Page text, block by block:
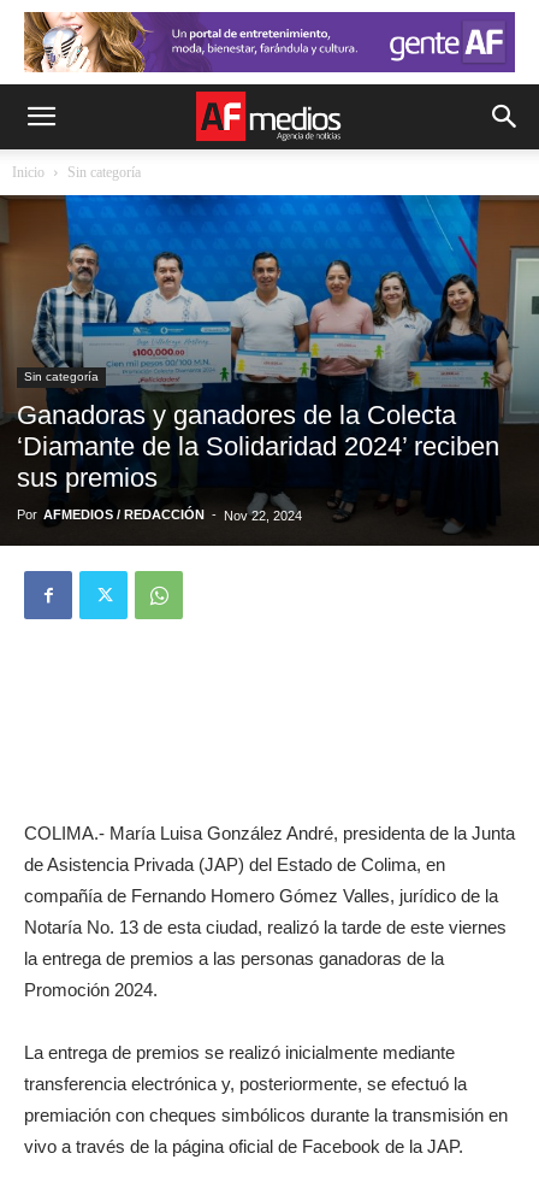
Inicio Sin categoría
Sin categoría
Ganadoras y ganadores de la Colecta
‘Diamante de la Solidaridad 2024’ reciben
sus premios
Por AFMEDIOS / REDACCIÓN - Nov 22, 2024
COLIMA.- María Luisa González André, presidenta de la Junta
de Asistencia Privada (JAP) del Estado de Colima, en
compañía de Fernando Homero Gómez Valles, jurídico de la
Notaría No. 13 de esta ciudad, realizó la tarde de este viernes
la entrega de premios a las personas ganadoras de la
Promoción 2024.
La entrega de premios se realizó inicialmente mediante
transferencia electrónica y, posteriormente, se efectuó la
premiación con cheques simbólicos durante la transmisión en
vivo a través de la página oficial de Facebook de la JAP.